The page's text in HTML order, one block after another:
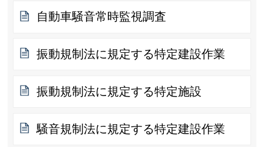
自動車騒音常時監視調査
振動規制法に規定する特定建設作業
振動規制法に規定する特定施設
騒音規制法に規定する特定建設作業